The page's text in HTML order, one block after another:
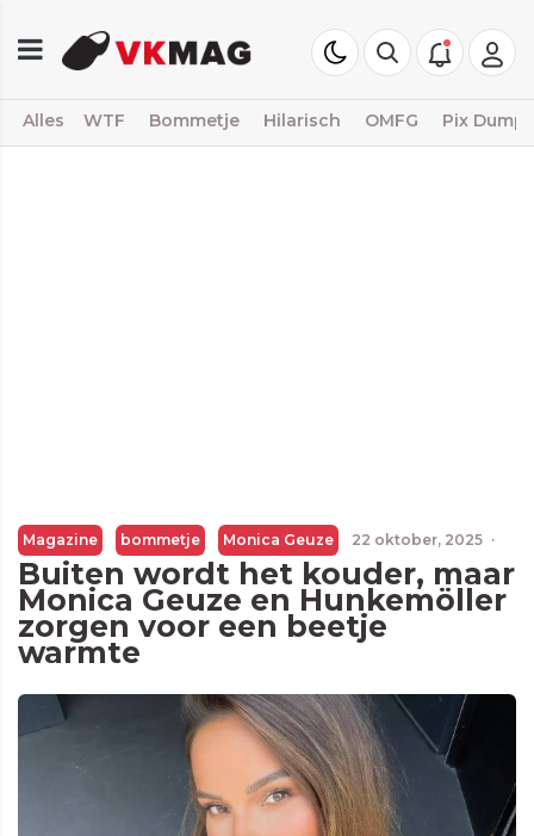
Alles WTF Bommetje Hilarisch OMFG Pix Dump
Magazine bommetje Monica Geuze 22 oktober, 2025 ·
Buiten wordt het kouder, maar
Monica Geuze en Hunkemöller
zorgen voor een beetje
warmte